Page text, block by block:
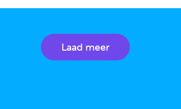
Laad meer